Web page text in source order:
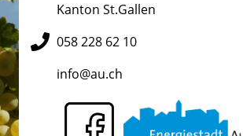
Kanton St.Gallen
058 228 62 10
info@au.ch